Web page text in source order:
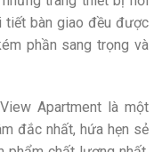
tiết bàn giao đều được
phần sang trọng và
Apartment là một
đắc nhất, hứa hẹn sẻ